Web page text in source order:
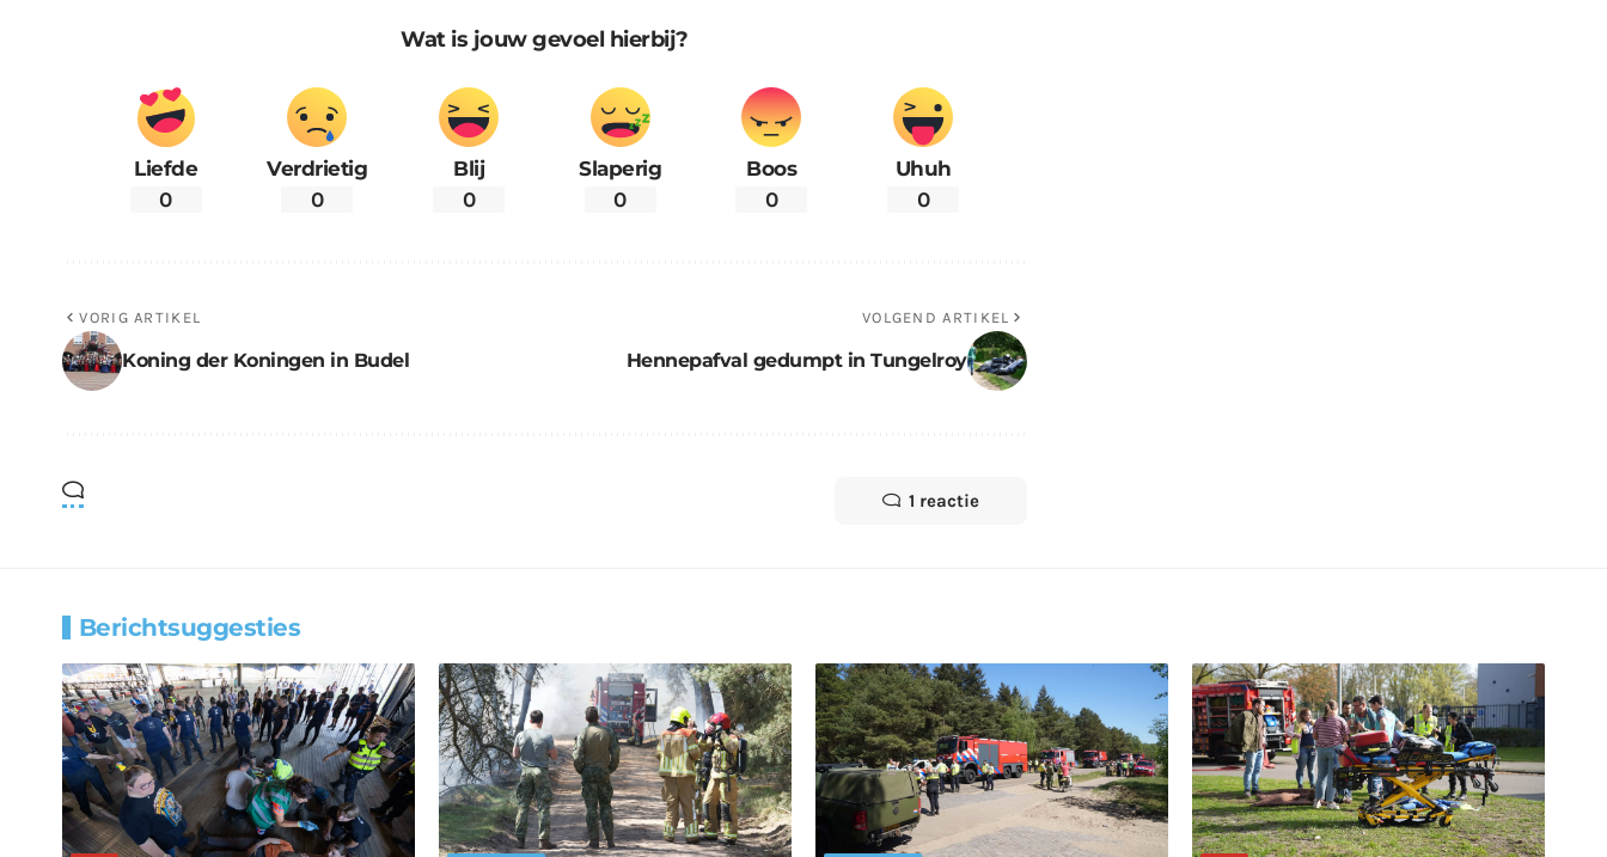
Wat is jouw gevoel hierbij?
Liefde
0
Verdrietig
0
Blij
0
Slaperig
0
Boos
0
Uhuh
0
VORIG ARTIKEL
Koning der Koningen in Budel
VOLGEND ARTIKEL
Hennepafval gedumpt in Tungelroy
1 reactie
Berichtsuggesties